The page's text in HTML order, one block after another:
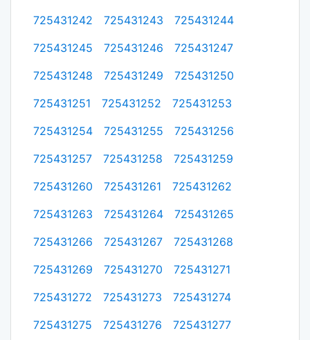
725431242
725431243
725431244
725431245
725431246
725431247
725431248
725431249
725431250
725431251
725431252
725431253
725431254
725431255
725431256
725431257
725431258
725431259
725431260
725431261
725431262
725431263
725431264
725431265
725431266
725431267
725431268
725431269
725431270
725431271
725431272
725431273
725431274
725431275
725431276 725431277